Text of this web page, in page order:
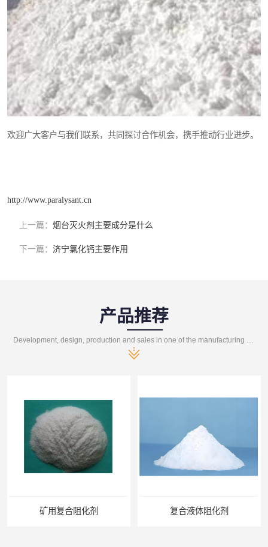
欢迎广大客户与我们联系，共同探讨合作机会，携手推动行业进步。
http://www.paralysant.cn
上一篇： 烟台灭火剂主要成分是什么
下一篇： 济宁氯化钙主要作用
产品推荐
Development, design, production and sales in one of the manufacturing enterprises
矿用复合阻化剂 复合液体阻化剂